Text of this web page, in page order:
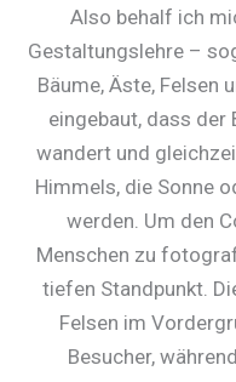
Also behalf ich
Gestaltungslehre –
Bäume, Äste, Felsen
eingebaut, dass
wandert und
Himmels, die Sonne
werden. Um den
Menschen zu
tiefen Standpunkt.
Felsen im
Besucher,